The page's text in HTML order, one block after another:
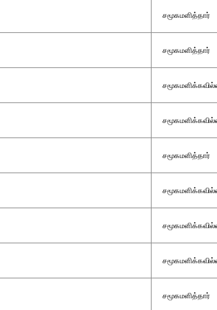
சமூகமளித்தார்
சமூகமளித்தார்
சமூகமளித்தார்
சமூகமளித்தார்